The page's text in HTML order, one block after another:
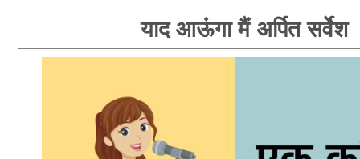
याद आऊंगा मैं अर्पित सर्वेश